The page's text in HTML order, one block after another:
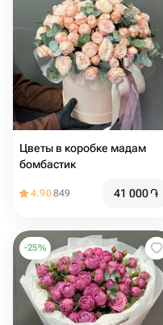
Цветы в коробке мадам
бомбастик️️
4.90849 41 000֏
-25%